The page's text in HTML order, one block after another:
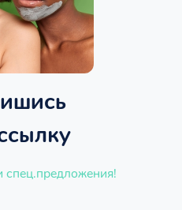
спец.предложения!